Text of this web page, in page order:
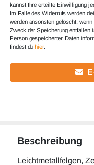
kannst Ihre erteilte Einwilligung
Im Falle des Widerrufs werden
werden ansonsten gelöscht,
Zweck der Speicherung entfallen
Person gespeicherten Daten
findest du hier.
Beschreibung
Leichtmetallfelgen,